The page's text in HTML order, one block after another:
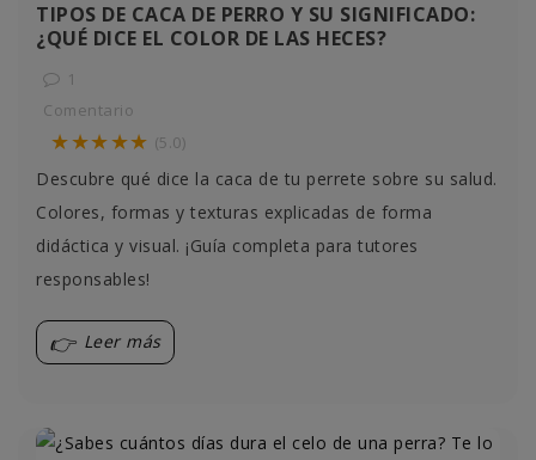
TIPOS DE CACA DE PERRO Y SU SIGNIFICADO:
¿QUÉ DICE EL COLOR DE LAS HECES?
1
Comentario
★★★★★ (5.0)
Descubre qué dice la caca de tu perrete sobre su salud.
Colores, formas y texturas explicadas de forma
didáctica y visual. ¡Guía completa para tutores
responsables!
Leer más